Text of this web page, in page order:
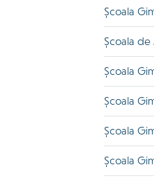
Școala
Școala
Școala
Școala
Școala
Școala